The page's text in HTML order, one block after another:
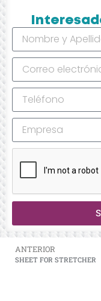
ANTERIOR
SHEET FOR STRETCHER